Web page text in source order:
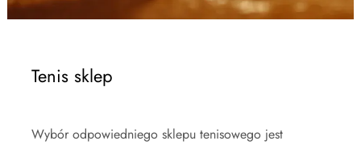
Tenis sklep
Wybór odpowiedniego sklepu tenisowego jest